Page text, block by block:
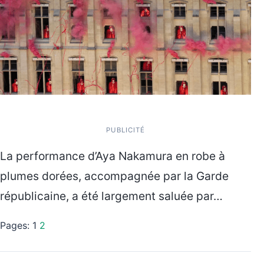
PUBLICITÉ
La performance d’Aya Nakamura en robe à
plumes dorées, accompagnée par la Garde
républicaine, a été largement saluée par…
Pages: 1 2